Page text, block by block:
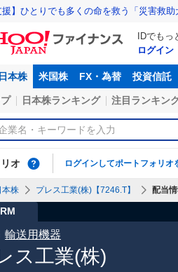
援】ひとりでも多くの命を救う「災害救助
IDでもっ
ログイン
日本株 米国株 FX・為替 投資信託
日本株ランキング 注目ランキン
オ ログインしてポートフォリオ
本株 プレス工業(株)【7246.T】 配当
ス工業(株)
輸送用機器